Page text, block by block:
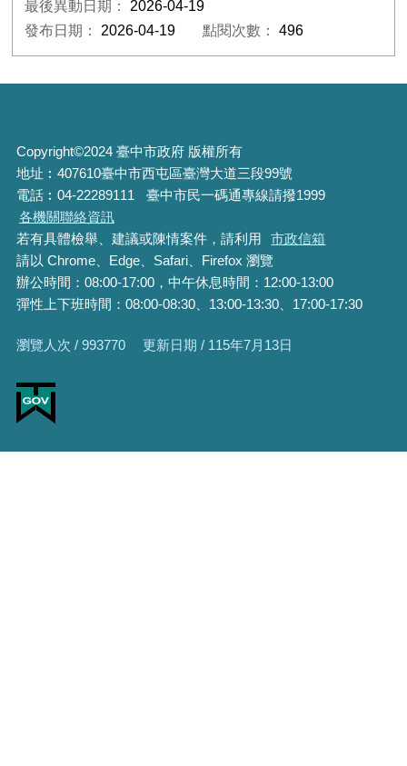
最後異動日期：2026-04-19
發布日期： 2026-04-19 點閱次數： 496
Copyright©2024 臺中市政府 版權所有
地址︰407610臺中市西屯區臺灣大道三段99號
電話︰04-22289111
臺中市民一碼通專線請撥1999
各機關聯絡資訊
若有具體檢舉、建議或陳情案件，請利用
市政信箱
請以 Chrome、Edge、Safari、Firefox 瀏覽
辦公時間：08:00-17:00，中午休息時間：12:00-13:00
彈性上下班時間：08:00-08:30、13:00-13:30、17:00-17:30
瀏覽人次 / 993770 更新日期 / 115年7月13日